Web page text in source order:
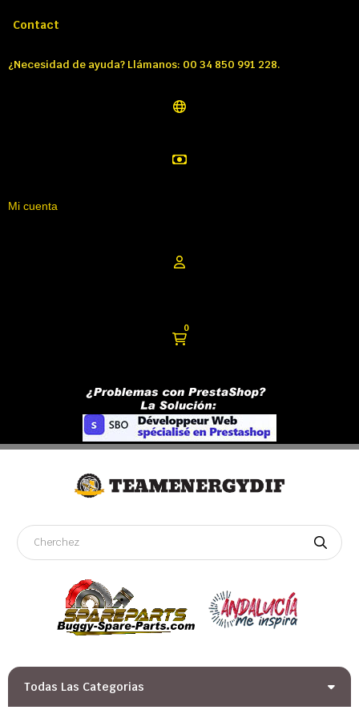
Contact
¿Necesidad de ayuda? Llámanos: 00 34 850 991 228.
Mi cuenta
0
Todas Las Categorias